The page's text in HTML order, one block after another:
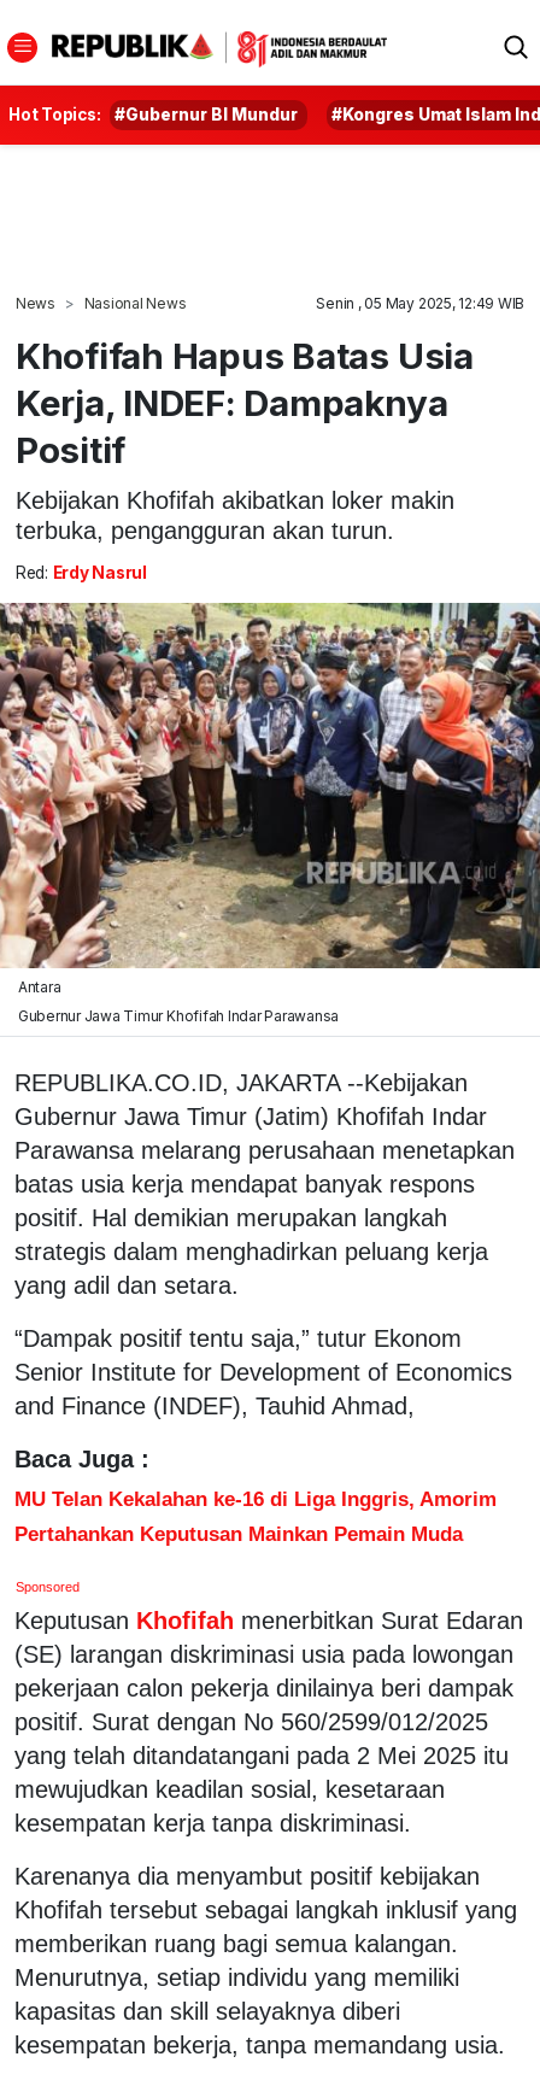
Hot Topics: #Gubernur BI Mundur #Kongres Umat Islam
News Nasional News Senin , 05 May 2025, 12:49 WIB
Khofifah Hapus Batas Usia
Kerja, INDEF: Dampaknya
Positif
Kebijakan Khofifah akibatkan loker makin
terbuka, pengangguran akan turun.
Red: Erdy Nasrul
Antara
Gubernur Jawa Timur Khofifah Indar Parawansa
REPUBLIKA.CO.ID, JAKARTA --Kebijakan
Gubernur Jawa Timur (Jatim) Khofifah Indar
Parawansa melarang perusahaan menetapkan
batas usia kerja mendapat banyak respons
positif. Hal demikian merupakan langkah
strategis dalam menghadirkan peluang kerja
yang adil dan setara.
“Dampak positif tentu saja,” tutur Ekonom
Senior Institute for Development of Economics
and Finance (INDEF), Tauhid Ahmad,
Baca Juga :
MU Telan Kekalahan ke-16 di Liga Inggris, Amorim
Pertahankan Keputusan Mainkan Pemain Muda
Sponsored
Keputusan Khofifah menerbitkan Surat Edaran
(SE) larangan diskriminasi usia pada lowongan
pekerjaan calon pekerja dinilainya beri dampak
positif. Surat dengan No 560/2599/012/2025
yang telah ditandatangani pada 2 Mei 2025 itu
mewujudkan keadilan sosial, kesetaraan
kesempatan kerja tanpa diskriminasi.
Karenanya dia menyambut positif kebijakan
Khofifah tersebut sebagai langkah inklusif yang
memberikan ruang bagi semua kalangan.
Menurutnya, setiap individu yang memiliki
kapasitas dan skill selayaknya diberi
kesempatan bekerja, tanpa memandang usia.